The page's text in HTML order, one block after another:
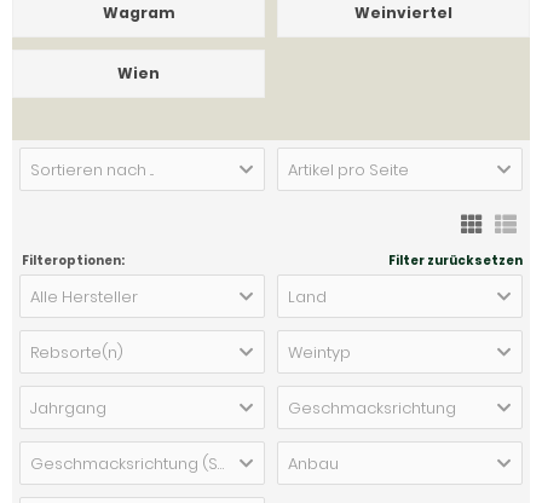
Wagram Weinviertel
Wien
Sortieren nach ... Artikel pro Seite
Filteroptionen: Filter zurücksetzen
Alle Hersteller Land
Rebsorte(n) Weintyp
Jahrgang Geschmacksrichtung
Geschmacksrichtung (Schaumwein) Anbau